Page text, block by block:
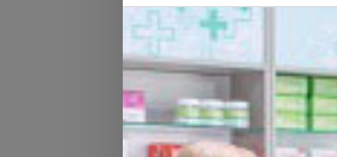
L'annonce, le 25 octobre,
de Vaud. Le groupe est
ainsi qu'une réduction